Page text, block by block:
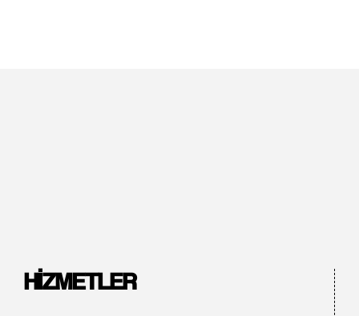
HIZMETLER